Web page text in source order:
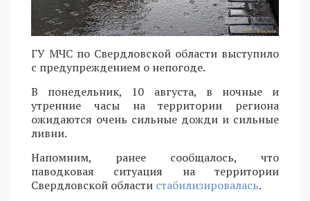
ГУ МЧС по Свердловской области выступило
с предупреждением о непогоде.
В понедельник, 10 августа, в ночные и
утренние часы на территории региона
ожидаются очень сильные дожди и сильные
ливни.
Напомним, ранее сообщалось, что
паводковая ситуация на территории
Свердловской области стабилизировалась.